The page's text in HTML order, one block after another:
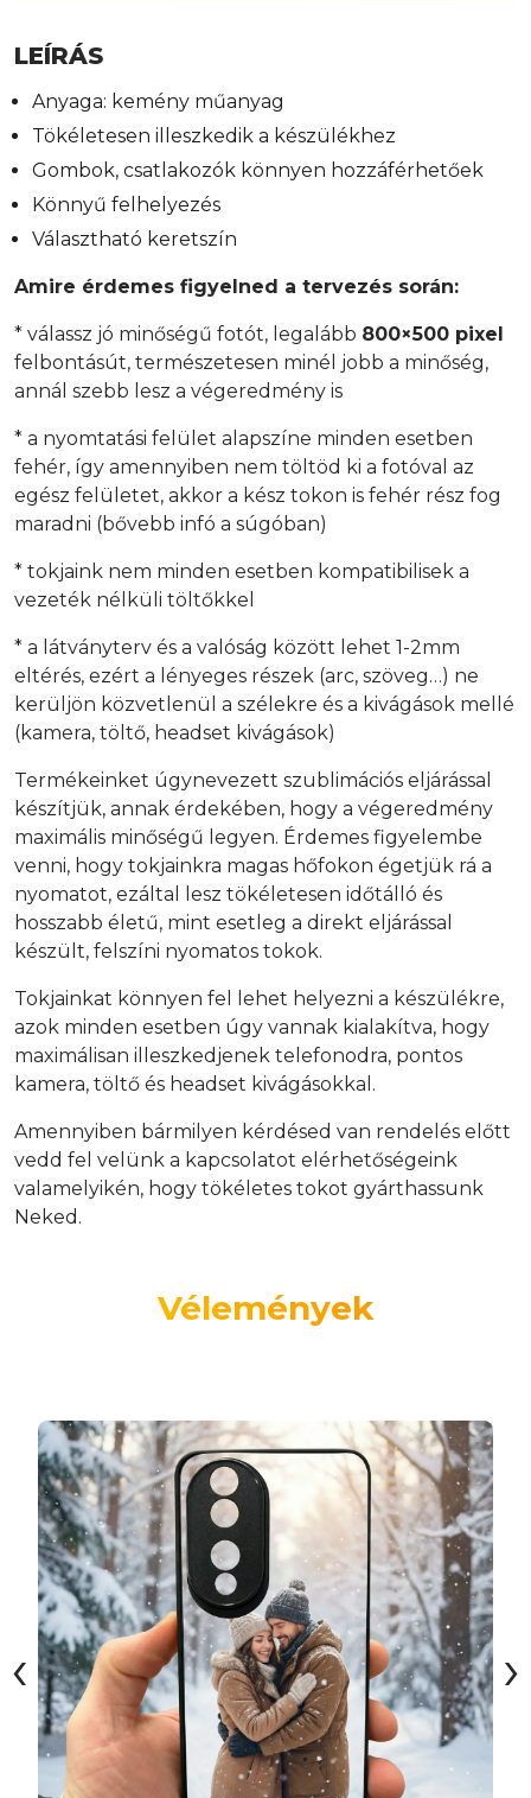
LEÍRÁS
Anyaga: kemény műanyag
Tökéletesen illeszkedik a készülékhez
Gombok, csatlakozók könnyen hozzáférhetőek
Könnyű felhelyezés
Választható keretszín
Amire érdemes figyelned a tervezés során:
* válassz jó minőségű fotót, legalább 800×500 pixel
felbontásút, természetesen minél jobb a minőség,
annál szebb lesz a végeredmény is
* a nyomtatási felület alapszíne minden esetben
fehér, így amennyiben nem töltöd ki a fotóval az
egész felületet, akkor a kész tokon is fehér rész fog
maradni (bővebb infó a súgóban)
* tokjaink nem minden esetben kompatibilisek a
vezeték nélküli töltőkkel
* a látványterv és a valóság között lehet 1-2mm
eltérés, ezért a lényeges részek (arc, szöveg…) ne
kerüljön közvetlenül a szélekre és a kivágások mellé
(kamera, töltő, headset kivágások)
Termékeinket úgynevezett szublimációs eljárással
készítjük, annak érdekében, hogy a végeredmény
maximális minőségű legyen. Érdemes figyelembe
venni, hogy tokjainkra magas hőfokon égetjük rá a
nyomatot, ezáltal lesz tökéletesen időtálló és
hosszabb életű, mint esetleg a direkt eljárással
készült, felszíni nyomatos tokok.
Tokjainkat könnyen fel lehet helyezni a készülékre,
azok minden esetben úgy vannak kialakítva, hogy
maximálisan illeszkedjenek telefonodra, pontos
kamera, töltő és headset kivágásokkal.
Amennyiben bármilyen kérdésed van rendelés előtt
vedd fel velünk a kapcsolatot elérhetőségeink
valamelyikén, hogy tökéletes tokot gyárthassunk
Neked.
Vélemények
‹ ›